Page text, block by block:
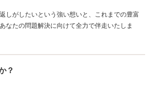
しがしたいという強い想いと、これまでの豊富
なたの問題解決に向けて全力で伴走いたしま
？